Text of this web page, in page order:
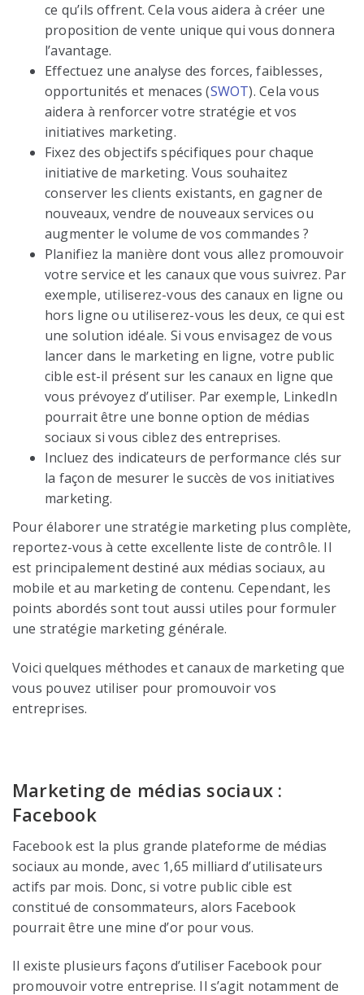
ce qu’ils offrent. Cela vous aidera à créer une
proposition de vente unique qui vous donnera
l’avantage.
Effectuez une analyse des forces, faiblesses,
opportunités et menaces (SWOT). Cela vous
aidera à renforcer votre stratégie et vos
initiatives marketing.
Fixez des objectifs spécifiques pour chaque
initiative de marketing. Vous souhaitez
conserver les clients existants, en gagner de
nouveaux, vendre de nouveaux services ou
augmenter le volume de vos commandes ?
Planifiez la manière dont vous allez promouvoir
votre service et les canaux que vous suivrez. Par
exemple, utiliserez-vous des canaux en ligne ou
hors ligne ou utiliserez-vous les deux, ce qui est
une solution idéale. Si vous envisagez de vous
lancer dans le marketing en ligne, votre public
cible est-il présent sur les canaux en ligne que
vous prévoyez d’utiliser. Par exemple, LinkedIn
pourrait être une bonne option de médias
sociaux si vous ciblez des entreprises.
Incluez des indicateurs de performance clés sur
la façon de mesurer le succès de vos initiatives
marketing.
Pour élaborer une stratégie marketing plus complète,
reportez-vous à cette excellente liste de contrôle. Il
est principalement destiné aux médias sociaux, au
mobile et au marketing de contenu. Cependant, les
points abordés sont tout aussi utiles pour formuler
une stratégie marketing générale.
Voici quelques méthodes et canaux de marketing que
vous pouvez utiliser pour promouvoir vos
entreprises.
Marketing de médias sociaux :
Facebook
Facebook est la plus grande plateforme de médias
sociaux au monde, avec 1,65 milliard d’utilisateurs
actifs par mois. Donc, si votre public cible est
constitué de consommateurs, alors Facebook
pourrait être une mine d’or pour vous.
Il existe plusieurs façons d’utiliser Facebook pour
promouvoir votre entreprise. Il s’agit notamment de